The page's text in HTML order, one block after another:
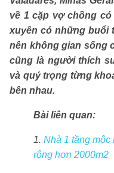
về 1 cặp vợ chồng
xuyên có những buổi
nên không gian sống
cũng là người thích
và quý trọng từng
bên nhau.
Bài liên quan:
1.Nhà 1 tầng mộc
rộng hơn 2000m2